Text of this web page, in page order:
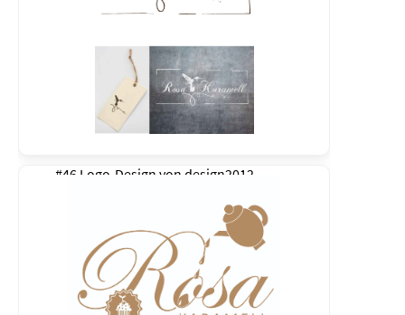
#46 Logo-Design von design2012